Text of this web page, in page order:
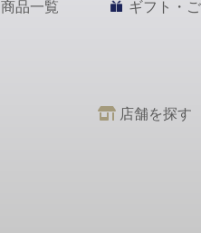
商品一覧 ギフト・
店舗を探す